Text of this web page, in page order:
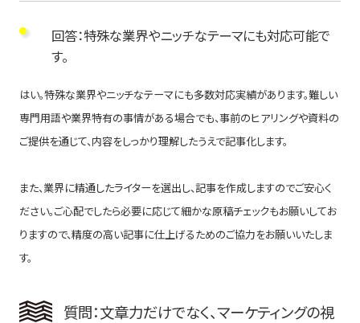
回答：特殊な業界やニッチなテーマにも対応可能で
す。
はい。特殊な業界やニッチなテーマにも多数対応実績があります。難しい
専門用語や業界特有の事情がある場合でも、事前のヒアリングや資料の
ご提供を通じて、内容をしっかり理解したうえで記事化します。
また、業界に精通したライターを選出し、記事を作成しますのでご安心く
ださい。ご心配でしたら必要に応じて細かな原稿チェックもお願いしてお
りますので、精度の高い記事に仕上げるためのご協力をお願いいたしま
す。
質問：文章力だけでなく、マーケティングの視